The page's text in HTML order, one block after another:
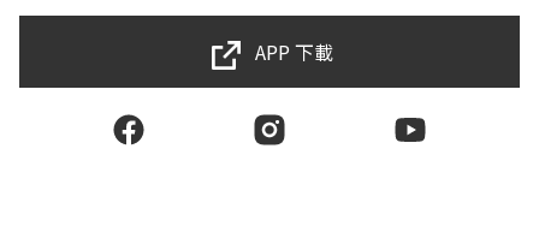
APP 下載